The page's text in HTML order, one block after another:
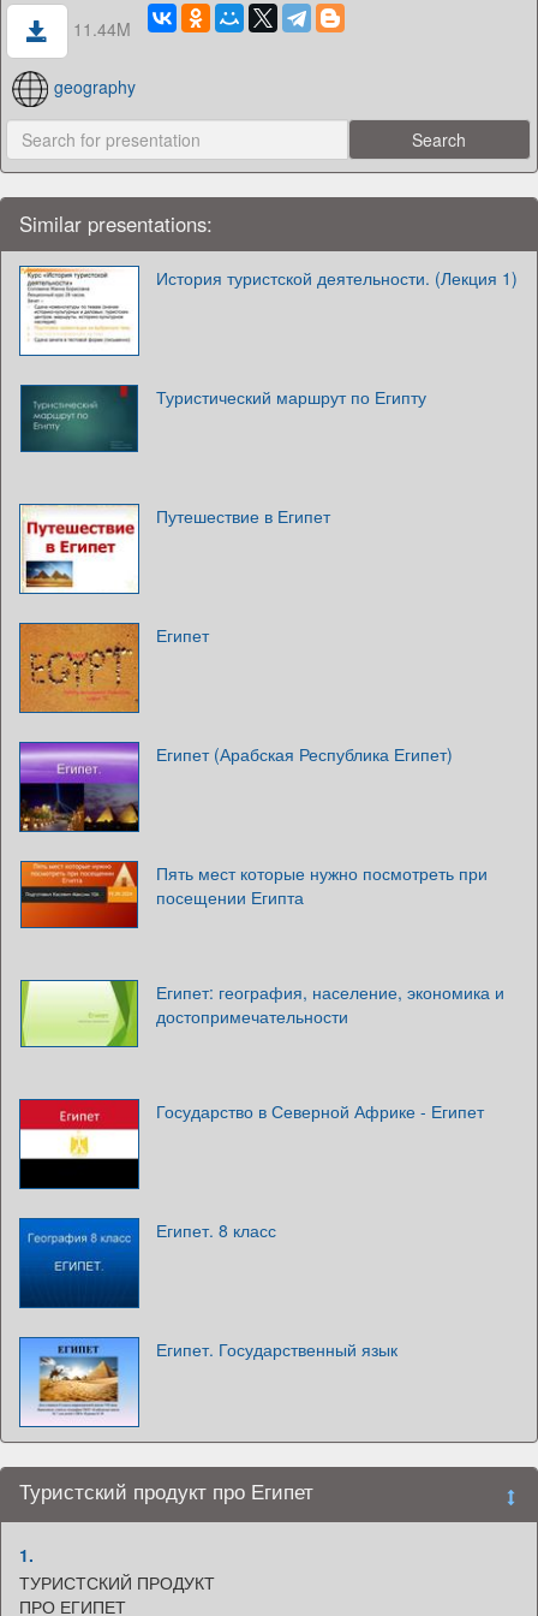
11.44M
geography
Similar presentations:
История туристской деятельности. (Лекция 1)
Туристический маршрут по Египту
Путешествие в Египет
Египет
Египет (Арабская Республика Египет)
Пять мест которые нужно посмотреть при
посещении Египта
Египет: география, население, экономика и
достопримечательности
Государство в Северной Африке - Египет
Египет. 8 класс
Египет. Государственный язык
Туристский продукт про Египет
1.
ТУРИСТСКИЙ ПРОДУКТ
ПРО ЕГИПЕТ